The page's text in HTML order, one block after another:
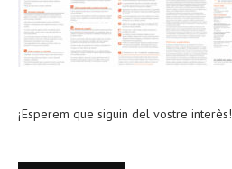
¡Esperem que siguin del vostre interès!